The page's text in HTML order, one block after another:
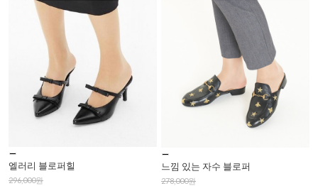
엘러리 블로퍼힐
296,000원
느낌 있는 자수 블로퍼
278,000원